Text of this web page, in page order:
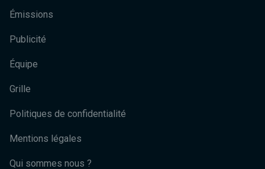
Émissions
Publicité
Équipe
Grille
Politiques de confidentialité
Mentions légales
Qui sommes nous ?